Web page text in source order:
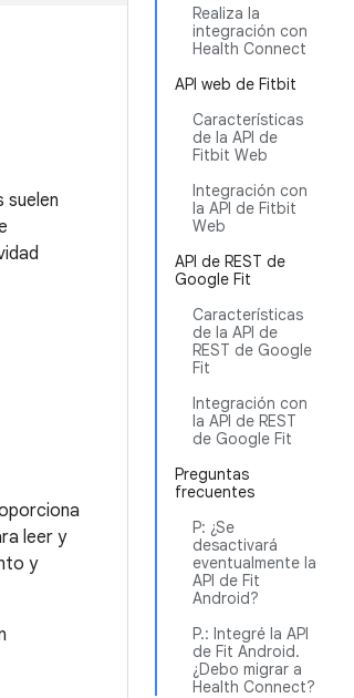
Realiza la
integración con
Health Connect
API web de Fitbit
Características
de la API de
Fitbit Web
Integración con
la API de Fitbit
Web
API de REST de
Google Fit
Características
de la API de
REST de Google
Fit
Integración con
la API de REST
de Google Fit
Preguntas
frecuentes
P: ¿Se
desactivará
eventualmente la
API de Fit
Android?
P.: Integré la API
de Fit Android.
¿Debo migrar a
Health Connect?
suelen
leer y
y